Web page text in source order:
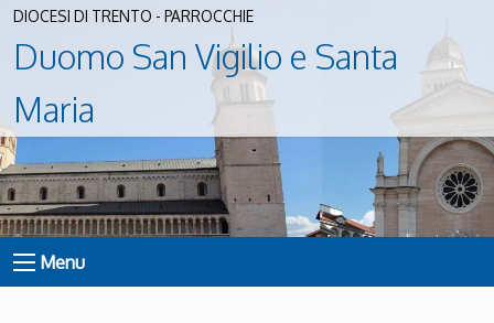
DIOCESI DI TRENTO - PARROCCHIE
Duomo San Vigilio e Santa
Maria
Menu